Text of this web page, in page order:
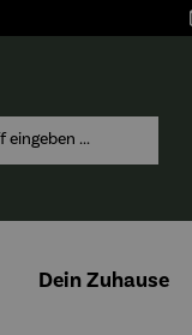
springen
Dein Zuhause